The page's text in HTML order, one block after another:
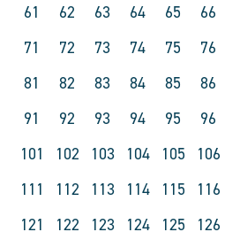
61
62 63 64 65 66
71
72 73 74 75 76
81
82 83 84 85 86
91
92 93 94 95 96
101
102 103 104 105 106
111
112 113 114 115 116
121
122 123 124 125 126